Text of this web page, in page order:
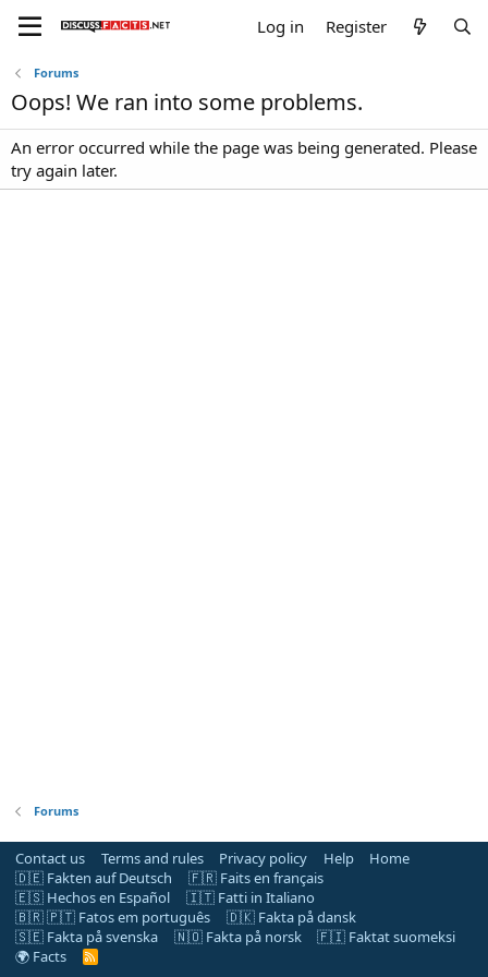
Log in Register
Forums
Oops! We ran into some problems.
An error occurred while the page was being generated. Please
try again later.
Forums
Contact us Terms and rules Privacy policy Help
Home
🇩🇪 Fakten auf Deutsch
🇫🇷 Faits en français
🇪🇸 Hechos en Español
🇮🇹 Fatti in Italiano
🇧🇷 🇵🇹 Fatos em português
🇩🇰 Fakta på dansk
🇸🇪 Fakta på svenska
🇳🇴 Fakta på norsk
🇫🇮 Faktat suomeksi
🌍 Facts
R